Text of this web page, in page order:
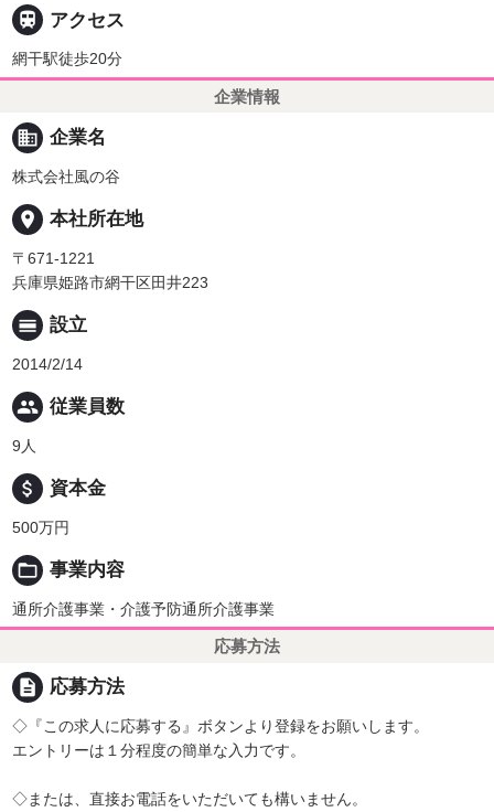
 アクセス
網干駅徒歩20分
企業情報
business 企業名
株式会社風の谷
place 本社所在地
〒671-1221
兵庫県姫路市網干区田井223
calendar_view_day 設立
2014/2/14
people 従業員数
9人
attach_money 資本金
500万円
folder_open 事業内容
通所介護事業・介護予防通所介護事業
応募方法
description 応募方法
◇『この求人に応募する』ボタンより登録をお願いします。
エントリーは１分程度の簡単な入力です。
◇または、直接お電話をいただいても構いません。